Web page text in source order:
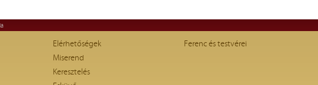
Elérhetőségek
Miserend
Keresztelés
Ferenc és testvérei